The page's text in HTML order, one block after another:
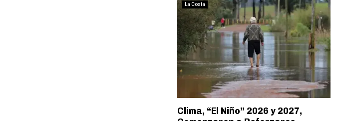
La Costa
Clima, “El Niño” 2026 y 2027,